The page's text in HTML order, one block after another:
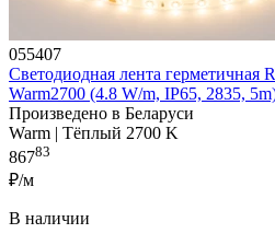
055407
Светодиодная лента герметичная
Warm2700 (4.8 W/m, IP65, 2835,
Произведено в Беларуси
Warm | Тёплый 2700 K
86783
₽/м
В наличии